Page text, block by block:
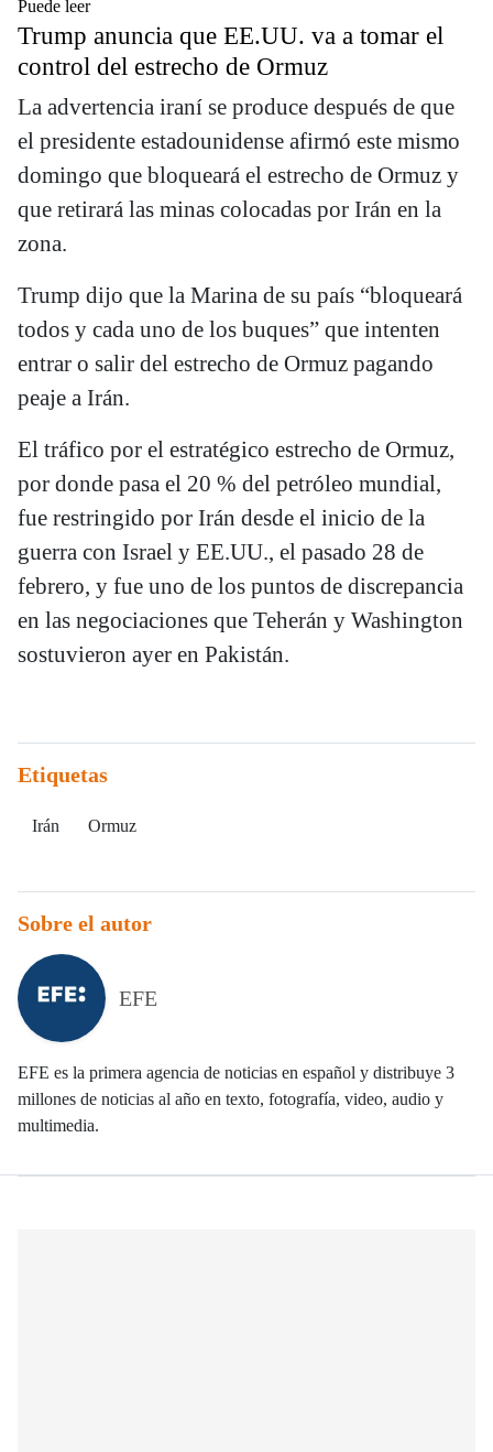
Puede leer
Trump anuncia que EE.UU. va a tomar el
control del estrecho de Ormuz
La advertencia iraní se produce después de que
el presidente estadounidense afirmó este mismo
domingo que bloqueará el estrecho de Ormuz y
que retirará las minas colocadas por Irán en la
zona.
Trump dijo que la Marina de su país “bloqueará
todos y cada uno de los buques” que intenten
entrar o salir del estrecho de Ormuz pagando
peaje a Irán.
El tráfico por el estratégico estrecho de Ormuz,
por donde pasa el 20 % del petróleo mundial,
fue restringido por Irán desde el inicio de la
guerra con Israel y EE.UU., el pasado 28 de
febrero, y fue uno de los puntos de discrepancia
en las negociaciones que Teherán y Washington
sostuvieron ayer en Pakistán.
Etiquetas
Irán Ormuz
Sobre el autor
EFE
EFE es la primera agencia de noticias en español y distribuye 3
millones de noticias al año en texto, fotografía, video, audio y
multimedia.